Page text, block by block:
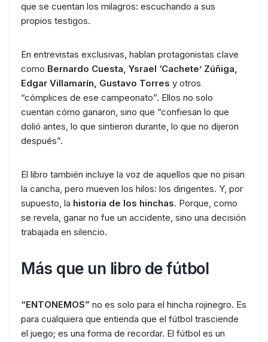
que se cuentan los milagros: escuchando a sus
propios testigos.
En entrevistas exclusivas, hablan protagonistas clave
como Bernardo Cuesta, Ysrael ‘Cachete’ Zúñiga,
Edgar Villamarín, Gustavo Torres y otros
“cómplices de ese campeonato”. Ellos no solo
cuentan cómo ganaron, sino que “confiesan lo que
dolió antes, lo que sintieron durante, lo que no dijeron
después”.
El libro también incluye la voz de aquellos que no pisan
la cancha, pero mueven los hilos: los dirigentes. Y, por
supuesto, la historia de los hinchas. Porque, como
se revela, ganar no fue un accidente, sino una decisión
trabajada en silencio.
Más que un libro de fútbol
“ENTONEMOS” no es solo para el hincha rojinegro. Es
para cualquiera que entienda que el fútbol trasciende
el juego; es una forma de recordar. El fútbol es un